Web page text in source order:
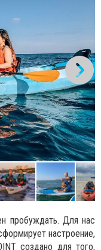
пробуждать. Для нас
настроение,
создано для того,